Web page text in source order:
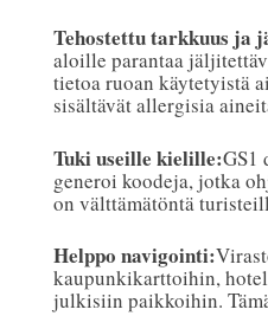
Tehostettu tarkkuus ja
aloille parantaa
tietoa ruoan käytetyistä
sisältävät allergisia
Tuki useille kielille:GS1
generoi koodeja, jotka
on välttämätöntä
Helppo navigointi:
kaupunkikarttoihin,
julkisiin paikkoihin.